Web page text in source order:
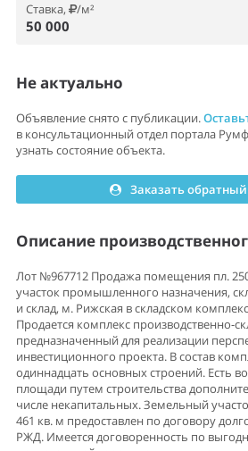
Ставка, /м²
50 000
Не актуально
Объявление снято с публикации.
в консультационный отдел портала
узнать состояние объекта.
Заказать
Описание
Лот №967712 Продажа помещения пл.
участок промышленного назначения,
и склад, м. Рижская в складском
Продается комплекс производственно-
предназначенный для реализации
инвестиционного проекта. В состав
одиннадцать основных строений. Есть
площади путем строительства
числе некапитальных. Земельный
461 кв. м предоставлен по договору
РЖД. Имеется договоренность по